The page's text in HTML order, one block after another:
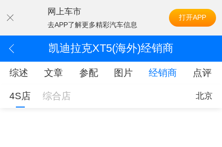
网上车市
去APP了解更多精彩汽车信息
打开APP
凯迪拉克XT5(海外)经销商
综述 文章 参配 图片 经销商 点评
4S店 综合店 北京